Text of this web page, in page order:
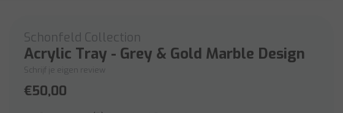
Schonfeld Collection
Acrylic Tray - Grey & Gold Marble Design
Schrijf je eigen review
€50,00